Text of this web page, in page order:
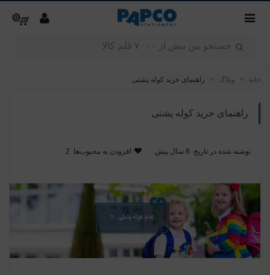
0
خانه > وبلاگ > راهنمای خرید کوله پشتی
راهنمای خرید کوله پشتی
نوشته شده در تاریخ 8 سال پیش افزودن به محبوب‌ها 2